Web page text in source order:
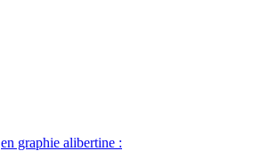
en graphie alibertine :